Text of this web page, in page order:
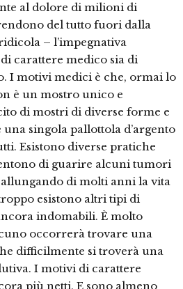
al dolore di milioni di
del tutto fuori dalla
– l’impegnativa
carattere medico sia di
I motivi medici è che, ormai lo
è un mostro unico e
di mostri di diverse forme e
singola pallottola d’argento
Esistono diverse pratiche
di guarire alcuni tumori
di molti anni la vita
esistono altri tipi di
indomabili. È molto
occorrerà trovare una
difficilmente si troverà una
I motivi di carattere
più netti. E sono almeno